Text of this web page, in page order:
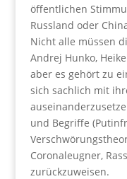
öffentlichen
Russland oder
Nicht alle müssen
Andrej Hunko,
aber es gehört zu
sich sachlich mit
und Begriffe
Coronaleugner,
zurückzuweisen.